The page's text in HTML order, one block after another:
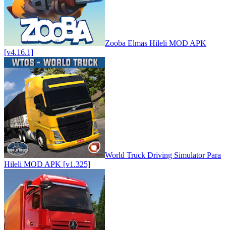
Zooba Elmas Hileli MOD APK
[v4.16.1]
World Truck Driving Simulator Para
Hileli MOD APK [v1.325]